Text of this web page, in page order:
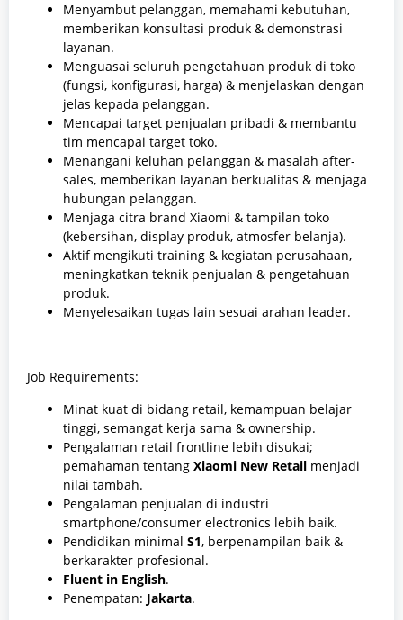
Menyambut pelanggan, memahami kebutuhan,
memberikan konsultasi produk & demonstrasi
layanan.
Menguasai seluruh pengetahuan produk di toko
(fungsi, konfigurasi, harga) & menjelaskan dengan
jelas kepada pelanggan.
Mencapai target penjualan pribadi & membantu
tim mencapai target toko.
Menangani keluhan pelanggan & masalah after-
sales, memberikan layanan berkualitas & menjaga
hubungan pelanggan.
Menjaga citra brand Xiaomi & tampilan toko
(kebersihan, display produk, atmosfer belanja).
Aktif mengikuti training & kegiatan perusahaan,
meningkatkan teknik penjualan & pengetahuan
produk.
Menyelesaikan tugas lain sesuai arahan leader.
Job Requirements:
Minat kuat di bidang retail, kemampuan belajar
tinggi, semangat kerja sama & ownership.
Pengalaman retail frontline lebih disukai;
pemahaman tentang Xiaomi New Retail menjadi
nilai tambah.
Pengalaman penjualan di industri
smartphone/consumer electronics lebih baik.
Pendidikan minimal S1, berpenampilan baik &
berkarakter profesional.
Fluent in English.
Penempatan: Jakarta.